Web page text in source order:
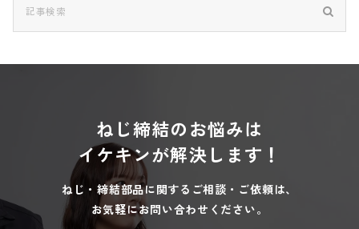
ねじ締結のお悩みは
イケキンが解決します！
ねじ・締結部品に関するご相談・ご依頼は、
お気軽にお問い合わせください。